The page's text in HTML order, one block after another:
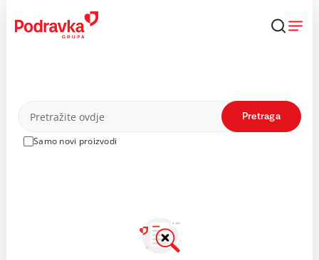
content
Proizvodi
Samo novi proizvodi
Pretraga